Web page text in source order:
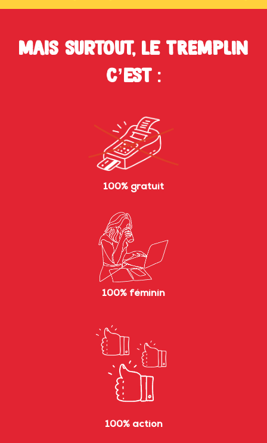
Mais surtout, le TREMPLIN
c’est :
100% gratuit
100% féminin
100% action